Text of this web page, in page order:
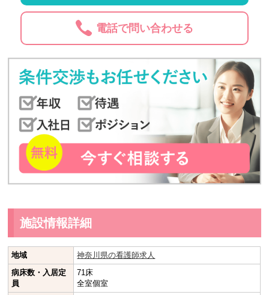
電話で問い合わせる
施設情報詳細
地域
神奈川県の看護師求人
病床数・入居定
員
71床
全室個室